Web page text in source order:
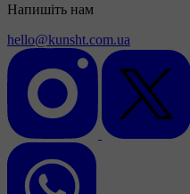
Напишіть нам
hello@kunsht.com.ua